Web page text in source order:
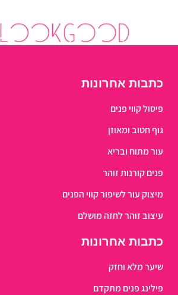
כתבות אחרונות
שיער מלא וחזק
פילינג פנים מתקדם
כתבות אחרונות
פיסול קווי פנים
גוף חטוב ומאוזן
עור מתוח ובריא
פנים קורנות זוהר
מיצוק עור לשיפור קווי הפנים
עיצוב זוהר לחזה מושלם